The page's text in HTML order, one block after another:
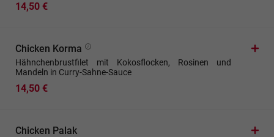
14,50 €
Chicken Korma
Hähnchenbrustfilet mit Kokosflocken, Rosinen und
Mandeln in Curry-Sahne-Sauce
14,50 €
Chicken Palak